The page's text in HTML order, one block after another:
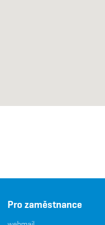
Pro zaměstnance